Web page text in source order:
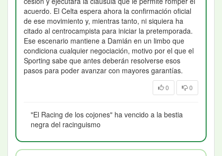
acuerdo. El Celta espera ahora la confirmación oficial
de ese movimiento y, mientras tanto, ni siquiera ha
citado al centrocampista para iniciar la pretemporada.
Ese escenario mantiene a Damián en un limbo que
condiciona cualquier negociación, motivo por el que el
Sporting sabe que antes deberán resolverse esos
pasos para poder avanzar con mayores garantías.
0 0
"El Racing de los cojones" ha vencido a la bestia
negra del racinguismo